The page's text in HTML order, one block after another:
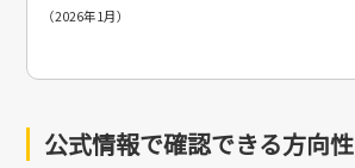
（2026年1月）
公式情報で確認できる方向性